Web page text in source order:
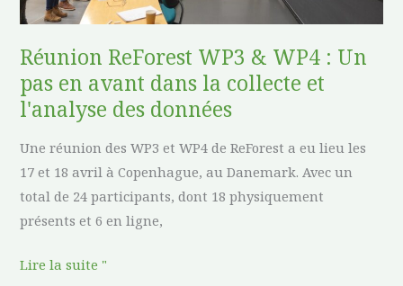
Réunion ReForest WP3 & WP4 : Un
pas en avant dans la collecte et
l'analyse des données
Une réunion des WP3 et WP4 de ReForest a eu lieu les
17 et 18 avril à Copenhague, au Danemark. Avec un
total de 24 participants, dont 18 physiquement
présents et 6 en ligne,
avant
la
collecte
et
des
données
Lire la suite "